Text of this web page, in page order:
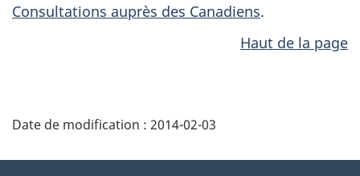
Consultations auprès des Canadiens.
Haut de la page
é
Date de modification : 2014-02-03